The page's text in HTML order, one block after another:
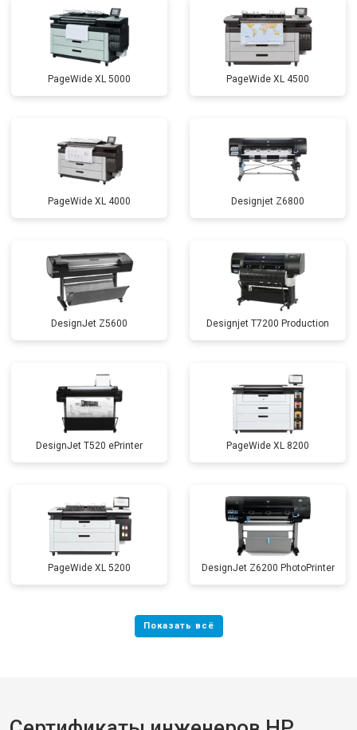
PageWide XL 5000 PageWide XL 4500
PageWide XL 4000 Designjet Z6800
DesignJet Z5600 Designjet T7200 Production
DesignJet T520 ePrinter PageWide XL 8200
PageWide XL 5200 DesignJet Z6200 PhotoPrinter